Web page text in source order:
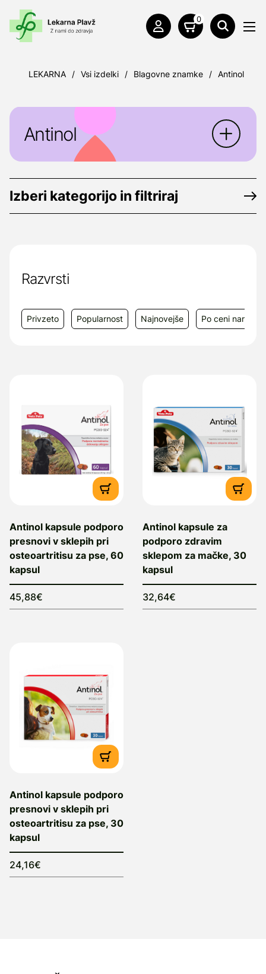
0
LEKARNA / Vsi izdelki / Blagovne znamke / Antinol
Antinol
info@panakea.net
Izberi kategorijo in filtriraj
Razvrsti
Privzeto Popularnost Najnovejše Po ceni
Antinol kapsule podporo
presnovi v sklepih pri
osteoartritisu za pse, 60
kapsul
45,88€
Antinol kapsule za
podporo zdravim
sklepom za mačke, 30
kapsul
32,64€
Antinol kapsule podporo
presnovi v sklepih pri
osteoartritisu za pse, 30
kapsul
24,16€